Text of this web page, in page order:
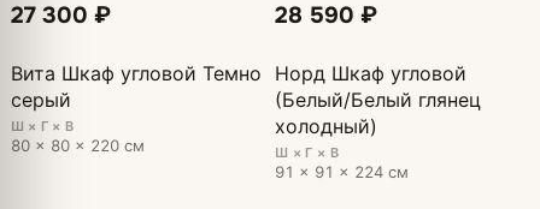
27 300 ₽
Вита Шкаф угловой Темно
серый
Ш × Г × В
80 × 80 × 220 см
28 590 ₽
Норд Шкаф угловой
(Белый/Белый глянец
холодный)
Ш × Г × В
91 × 91 × 224 см